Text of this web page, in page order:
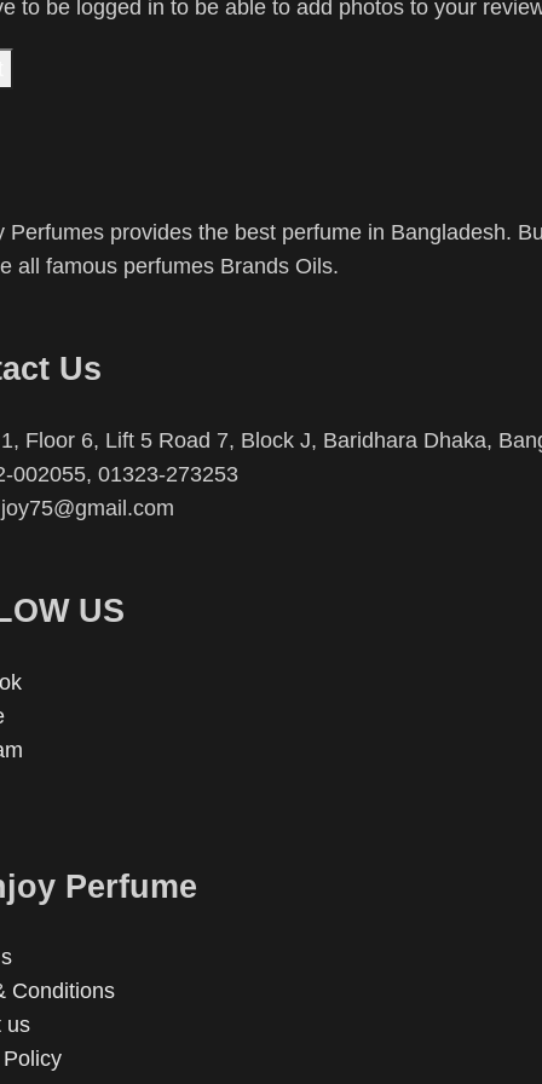
to be logged in to be able to add photos to your
Perfumes provides the best perfume in Bangladesh.
all famous perfumes Brands Oils.
Us
Floor 6, Lift 5 Road 7, Block J, Baridhara Dhaka,
002055, 01323-273253
US
Perfume
Conditions
us